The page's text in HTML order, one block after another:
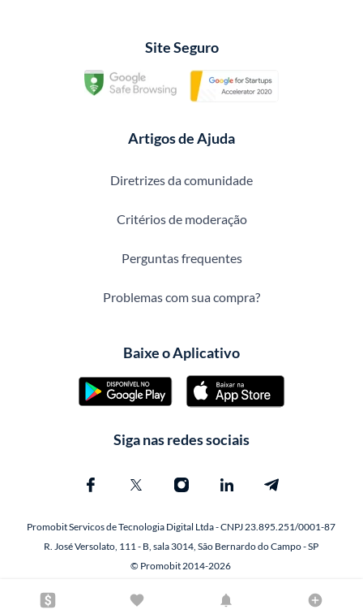
Site Seguro
Artigos de Ajuda
Diretrizes da comunidade
Critérios de moderação
Perguntas frequentes
Problemas com sua compra?
Baixe o Aplicativo
Siga nas redes sociais
Promobit Servicos de Tecnologia Digital Ltda - CNPJ 23.895.251/0001-87
R. José Versolato, 111 - B, sala 3014, São Bernardo do Campo - SP
© Promobit 2014-2026